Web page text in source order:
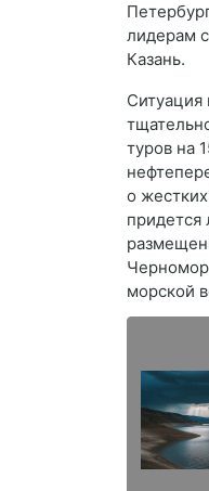
лидерам
Казань.
Ситуация
туров на
о
придется
морской